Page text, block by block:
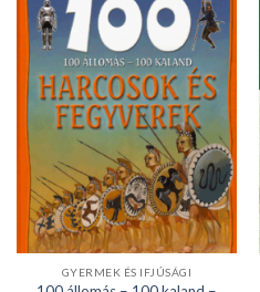
GYERMEK ÉS IFJÚSÁGI